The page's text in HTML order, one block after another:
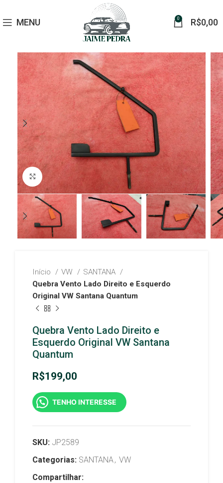
MENU 0 R$0,00
Click to enlarge
Início VW
SANTANA
Quebra Vento Lado Direito e Esquerdo
Original VW Santana Quantum
Quebra Vento Lado Direito e
Esquerdo Original VW Santana
Quantum
R$199,00
TENHO INTERESSE
SKU: JP2589
Categorias: SANTANA, VW
Compartilhar: